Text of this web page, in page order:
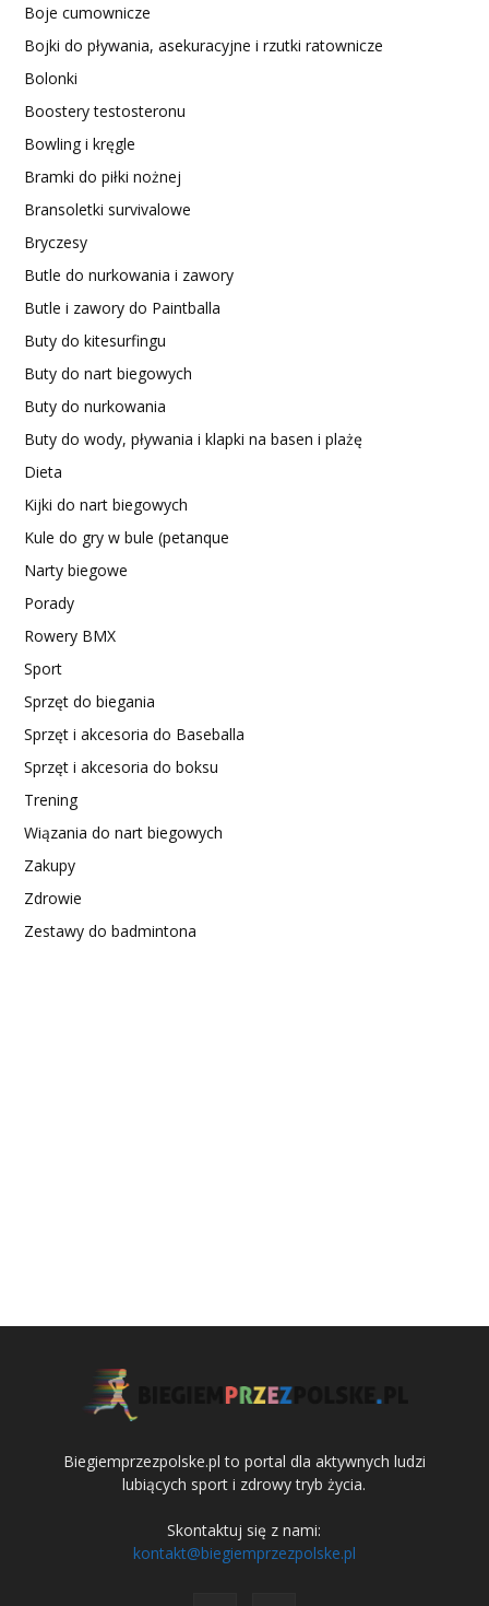
Boje cumownicze
Bojki do pływania, asekuracyjne i rzutki ratownicze
Bolonki
Boostery testosteronu
Bowling i kręgle
Bramki do piłki nożnej
Bransoletki survivalowe
Bryczesy
Butle do nurkowania i zawory
Butle i zawory do Paintballa
Buty do kitesurfingu
Buty do nart biegowych
Buty do nurkowania
Buty do wody, pływania i klapki na basen i plażę
Dieta
Kijki do nart biegowych
Kule do gry w bule (petanque
Narty biegowe
Porady
Rowery BMX
Sport
Sprzęt do biegania
Sprzęt i akcesoria do Baseballa
Sprzęt i akcesoria do boksu
Trening
Wiązania do nart biegowych
Zakupy
Zdrowie
Zestawy do badmintona
Biegiemprzezpolske.pl to portal dla aktywnych ludzi
lubiących sport i zdrowy tryb życia.
Skontaktuj się z nami:
kontakt@biegiemprzezpolske.pl